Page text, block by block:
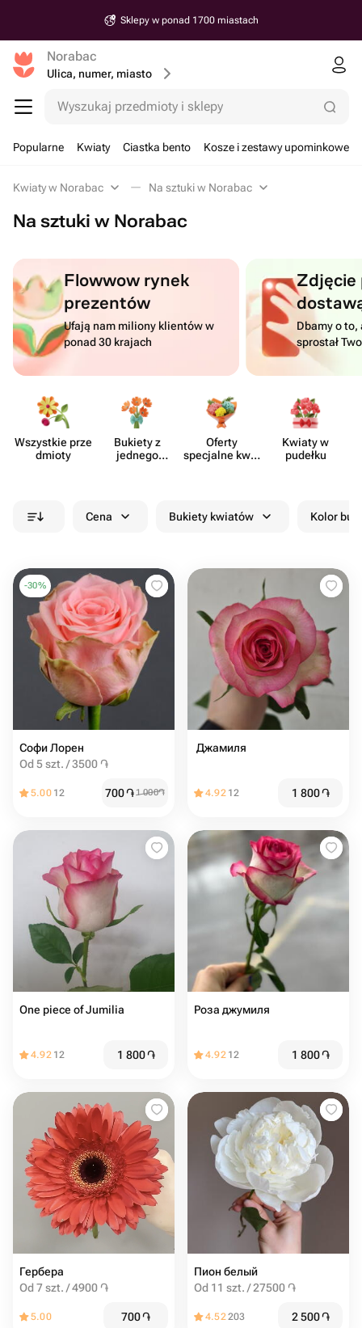
Sklepy w ponad 1700 miastach
Norabac
Ulica, numer, miasto
Wyszukaj przedmioty i sklepy
Popularne Kwiaty Ciastka bento Kosze i zestawy upominkowe
Kwiaty w Norabac Na sztuki w Norabac
Na sztuki w Norabac
Flowwow rynek
prezentów
Ufają nam miliony klientów w
ponad 30 krajach
Dbamy o to,
sprostał
Wszystkie prze​
dmioty
Bukiety z
jednego
Oferty
specjalne kwia​
Kwiaty w
pudełku
Cena Bukiety kwiatów Kolor
-30%
Софи Лорен
Od 5 szt. / 3500 ֏
5.00 12 700֏1 000֏
️ Джамиля
4.92 12 1 800֏
One piece of Jumilia
4.92 12 1 800֏
Роза джумиля
4.92 12 1 800֏
Гербера
Od 7 szt. / 4900 ֏
5.00 700֏
Пион белый
Od 11 szt. / 27500 ֏
4.52203 2 500֏